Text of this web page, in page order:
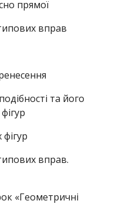
прямої
вправ
та його
вправ.
«Геометричні